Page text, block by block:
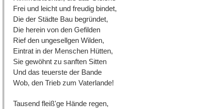
Frei und leicht und freudig bindet,
Die der Städte Bau begründet,
Die herein von den Gefilden
Rief den ungesellgen Wilden,
Eintrat in der Menschen Hütten,
Sie gewöhnt zu sanften Sitten
Und das teuerste der Bande
Wob, den Trieb zum Vaterlande!
Tausend fleiß'ge Hände regen,